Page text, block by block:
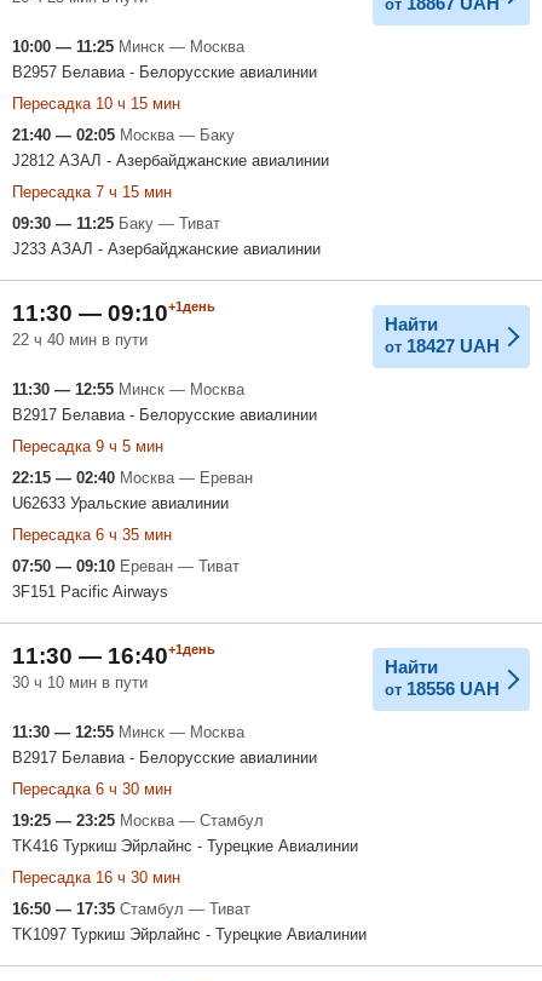
от
10:00 — 11:25 Минск — Москва
B2957 Белавиа - Белорусские авиалинии
Пересадка 10 ч 15 мин
21:40 — 02:05 Москва — Баку
J2812 АЗАЛ - Азербайджанские авиалинии
Пересадка 7 ч 15 мин
09:30 — 11:25 Баку — Тиват
J233 АЗАЛ - Азербайджанские авиалинии
11:30 — 09:10+1день
22 ч 40 мин в пути
Найти
от 18427 UAH
11:30 — 12:55 Минск — Москва
B2917 Белавиа - Белорусские авиалинии
Пересадка 9 ч 5 мин
22:15 — 02:40 Москва — Ереван
U62633 Уральские авиалинии
Пересадка 6 ч 35 мин
07:50 — 09:10 Ереван — Тиват
3F151 Pacific Airways
11:30 — 16:40+1день
30 ч 10 мин в пути
Найти
от 18556 UAH
11:30 — 12:55 Минск — Москва
B2917 Белавиа - Белорусские авиалинии
Пересадка 6 ч 30 мин
19:25 — 23:25 Москва — Стамбул
TK416 Туркиш Эйрлайнс - Турецкие Авиалинии
Пересадка 16 ч 30 мин
16:50 — 17:35 Стамбул — Тиват
TK1097 Туркиш Эйрлайнс - Турецкие Авиалинии